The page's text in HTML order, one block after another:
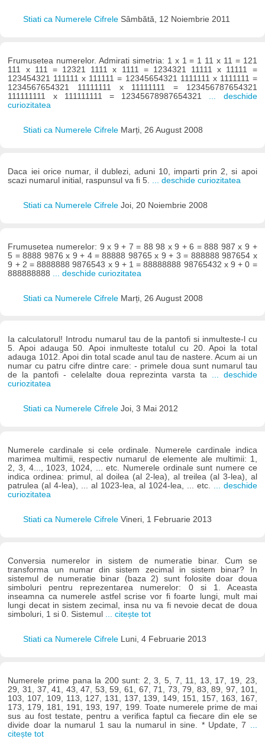
Stiati ca Numerele Cifrele Sâmbătă, 12 Noiembrie 2011
Frumusetea numerelor. Admirati simetria: 1 x 1 = 1 11 x 11 = 121
111 x 111 = 12321 1111 x 1111 = 1234321 11111 x 11111 =
123454321 111111 x 111111 = 12345654321 1111111 x 1111111 =
1234567654321 11111111 x 11111111 = 123456787654321
111111111 x 111111111 = 12345678987654321 ... deschide
curiozitatea
Stiati ca Numerele Cifrele Marți, 26 August 2008
Daca iei orice numar, il dublezi, aduni 10, imparti prin 2, si apoi
scazi numarul initial, raspunsul va fi 5.
... deschide curiozitatea
Stiati ca Numerele Cifrele Joi, 20 Noiembrie 2008
Frumusetea numerelor: 9 x 9 + 7 = 88 98 x 9 + 6 = 888 987 x 9 +
5 = 8888 9876 x 9 + 4 = 88888 98765 x 9 + 3 = 888888 987654 x
9 + 2 = 8888888 9876543 x 9 + 1 = 88888888 98765432 x 9 + 0 =
888888888
... deschide curiozitatea
Stiati ca Numerele Cifrele Marți, 26 August 2008
Ia calculatorul! Introdu numarul tau de la pantofi si inmulteste-l cu
5. Apoi adauga 50. Apoi inmulteste totalul cu 20. Apoi la total
adauga 1012. Apoi din total scade anul tau de nastere. Acum ai un
numar cu patru cifre dintre care: - primele doua sunt numarul tau
de la pantofi - celelalte doua reprezinta varsta ta ... deschide
curiozitatea
Stiati ca Numerele Cifrele Joi, 3 Mai 2012
Numerele cardinale si cele ordinale. Numerele cardinale indica
marimea multimii, respectiv numarul de elemente ale multimii: 1,
2, 3, 4..., 1023, 1024, ... etc. Numerele ordinale sunt numere ce
indica ordinea: primul, al doilea (al 2-lea), al treilea (al 3-lea), al
patrulea (al 4-lea), ... al 1023-lea, al 1024-lea, ... etc. ... deschide
curiozitatea
Stiati ca Numerele Cifrele Vineri, 1 Februarie 2013
Conversia numerelor in sistem de numeratie binar. Cum se
transforma un numar din sistem zecimal in sistem binar? In
sistemul de numeratie binar (baza 2) sunt folosite doar doua
simboluri pentru reprezentarea numerelor: 0 si 1. Aceasta
inseamna ca numerele astfel scrise vor fi foarte lungi, mult mai
lungi decat in sistem zecimal, insa nu va fi nevoie decat de doua
simboluri, 1 si 0. Sistemul
... citește tot
Stiati ca Numerele Cifrele Luni, 4 Februarie 2013
Numerele prime pana la 200 sunt: 2, 3, 5, 7, 11, 13, 17, 19, 23,
29, 31, 37, 41, 43, 47, 53, 59, 61, 67, 71, 73, 79, 83, 89, 97, 101,
103, 107, 109, 113, 127, 131, 137, 139, 149, 151, 157, 163, 167,
173, 179, 181, 191, 193, 197, 199. Toate numerele prime de mai
sus au fost testate, pentru a verifica faptul ca fiecare din ele se
divide doar la numarul 1 sau la numarul in sine. * Update, 7
citește tot